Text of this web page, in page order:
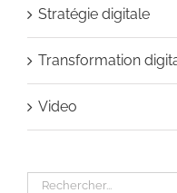
Stratégie digitale
Transformation
Video
Rechercher: